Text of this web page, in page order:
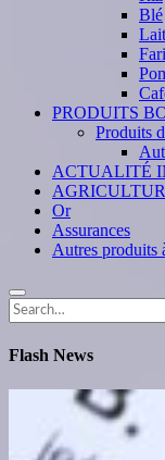
Blé
Lait
PRODUITS
Produits
ACTUALITÉ
Or
Assurances
Autres produits
Search
for:
Search
Flash News